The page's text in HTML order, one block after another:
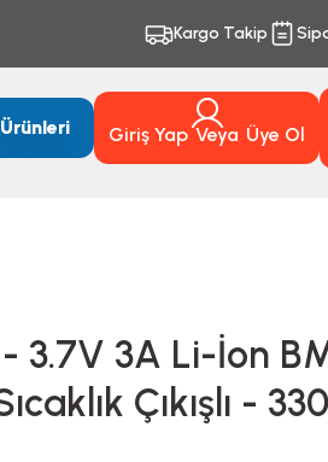
Kargo Takip
Giriş Yap Veya Üye Ol
- 3.7V 3A Li-İon
Çıkışlı -